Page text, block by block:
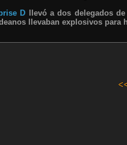
D llevó a dos delegados
llevaban explosivos para